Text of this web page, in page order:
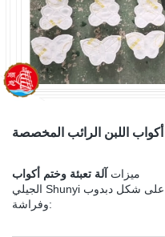
ميزات آلة تعبئة وختم أكواب
الجيلي Shunyi على شكل دبدوب
وفراشة: